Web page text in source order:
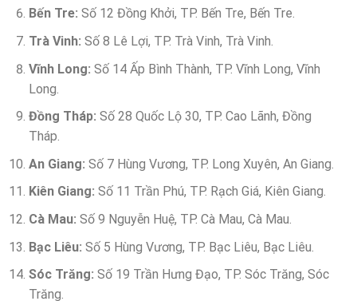
Bến Tre: Số 12 Đồng Khởi, TP. Bến Tre, Bến Tre.
Trà Vinh: Số 8 Lê Lợi, TP. Trà Vinh, Trà Vinh.
Vĩnh Long: Số 14 Ấp Bình Thành, TP. Vĩnh Long, Vĩnh
Long.
Đồng Tháp: Số 28 Quốc Lộ 30, TP. Cao Lãnh, Đồng
Tháp.
An Giang: Số 7 Hùng Vương, TP. Long Xuyên, An Giang.
Kiên Giang: Số 11 Trần Phú, TP. Rạch Giá, Kiên Giang.
Cà Mau: Số 9 Nguyễn Huệ, TP. Cà Mau, Cà Mau.
Bạc Liêu: Số 5 Hùng Vương, TP. Bạc Liêu, Bạc Liêu.
Sóc Trăng: Số 19 Trần Hưng Đạo, TP. Sóc Trăng, Sóc
Trăng.